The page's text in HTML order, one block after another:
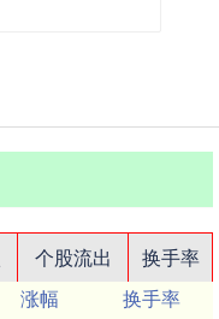
个股流出
换手率
涨幅
换手率